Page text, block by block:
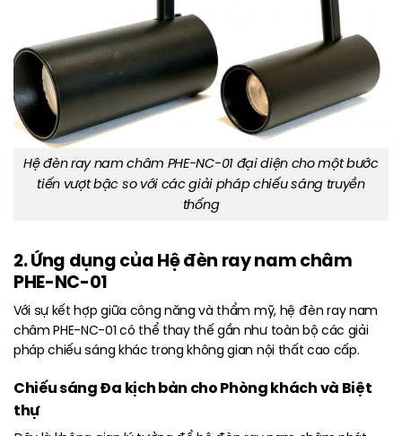
Hệ đèn ray nam châm PHE-NC-01 đại diện cho một bước
tiến vượt bậc so với các giải pháp chiếu sáng truyền
thống
2. Ứng dụng của Hệ đèn ray nam châm
PHE-NC-01
Với sự kết hợp giữa công năng và thẩm mỹ, hệ đèn ray nam
châm PHE-NC-01 có thể thay thế gần như toàn bộ các giải
pháp chiếu sáng khác trong không gian nội thất cao cấp.
Chiếu sáng Đa kịch bản cho Phòng khách và Biệt
thự